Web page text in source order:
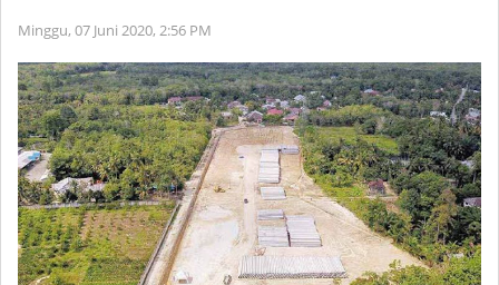
Minggu, 07 Juni 2020, 2:56 PM